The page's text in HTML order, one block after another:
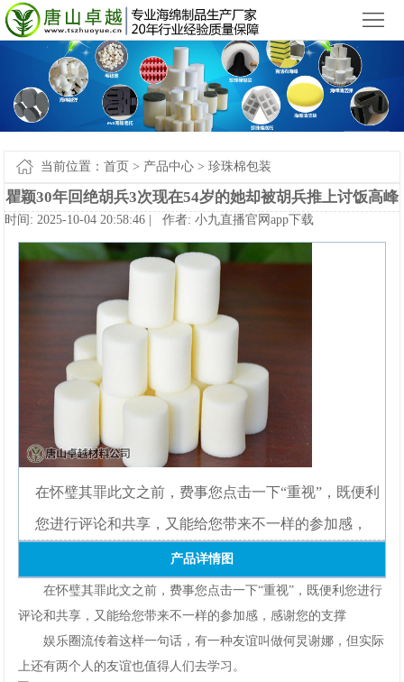
您好，欢迎来到 小九直播官网app下载苹果版_小九直播官网手机app下载
首
品
新
心
例-
小
关
于
联
当前位置：首页 > 产品中心 >珍珠棉包装
瞿颖30年回绝胡兵3次现在54岁的她却被胡兵推上讨饭高峰
时间:2025-10-0420:58:46|作者:小九直播官网app下载
在怀璧其罪此文之前，费事您点击一下“重视”，既便利
您进行评论和共享，又能给您带来不一样的参加感，
产品详情图
在怀璧其罪此文之前，费事您点击一下“重视”，既便利您进行
评论和共享，又能给您带来不一样的参加感，感谢您的支撑
娱乐圈流传着这样一句话，有一种友谊叫做何炅谢娜，但实际
上还有两个人的友谊也值得人们去学习。